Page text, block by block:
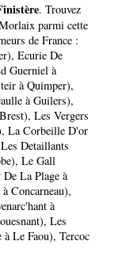
. Trouvez
parmi cette
de France :
, Ecurie De
Guerniel à
à Quimper),
à Guilers),
, Les Vergers
, La Corbeille D'or
Detaillants
, Le Gall
La Plage à
Concarneau),
à
, Les
à Le Faou), Tercoc